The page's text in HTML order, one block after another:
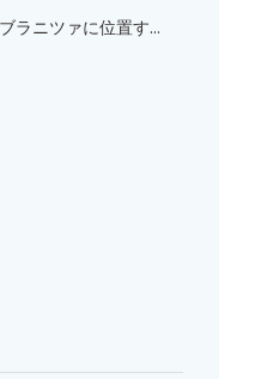
ラニツァに位置す...